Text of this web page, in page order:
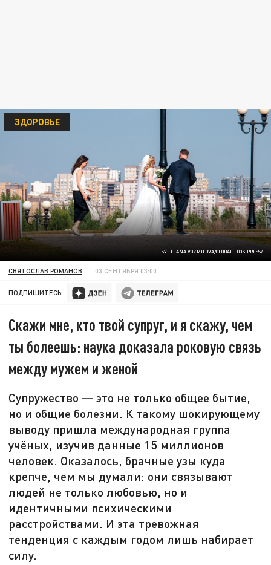
SVETLANA VOZMILOVA/GLOBAL LOOK PRESS/
ЗДОРОВЬЕ
СВЯТОСЛАВ РОМАНОВ 03 СЕНТЯБРЯ 03:00
ПОДПИШИТЕСЬ:
Скажи мне, кто твой супруг, и я скажу, чем
ты болеешь: наука доказала роковую связь
между мужем и женой
Супружество — это не только общее бытие,
но и общие болезни. К такому шокирующему
выводу пришла международная группа
учёных, изучив данные 15 миллионов
человек. Оказалось, брачные узы куда
крепче, чем мы думали: они связывают
людей не только любовью, но и
идентичными психическими
расстройствами. И эта тревожная
тенденция с каждым годом лишь набирает
силу.